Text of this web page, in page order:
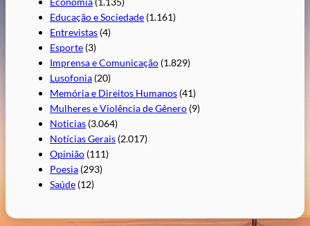
Educação e Sociedade (1.161)
Entrevistas (4)
Esporte (3)
Imprensa e Comunicação (1.829)
Lusofonia (20)
Memória e Direitos Humanos (41)
Mulheres e Violência de Gênero (9)
Noticias (3.064)
Notícias Gerais (2.017)
Opinião (111)
Poesia (293)
Saúde (12)